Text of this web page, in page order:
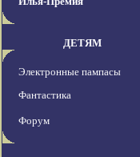
ДЕТЯМ
Электронные пампасы
Фантастика
Форум